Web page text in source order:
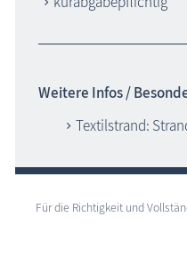
Weitere Infos /
Textilstrand:
Für die Richtigkeit und